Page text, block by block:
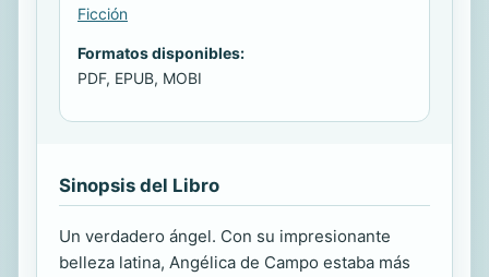
Ficción
Formatos disponibles:
PDF, EPUB, MOBI
Sinopsis del Libro
Un verdadero ángel. Con su impresionante
belleza latina, Angélica de Campo estaba más